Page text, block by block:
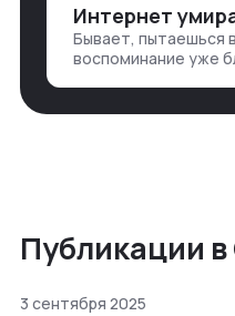
хватаешь у
Бывает, пытаешься
воспоминание уже
неделями, если
Публикации
3 сентября 2025